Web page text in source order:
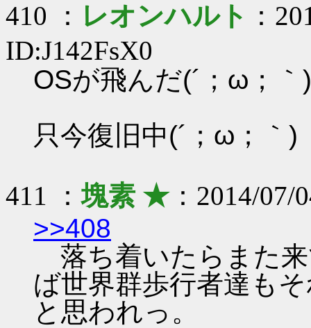
410 ： レオンハルト ：
ID:J142FsX0
OSが飛んだ(´；ω；｀)
只今復旧中(´；ω；｀)
411 ：塊素 ★：2014/07/
>>408
落ち着いたらまた
ば世界群歩行者達も
と思われっ。